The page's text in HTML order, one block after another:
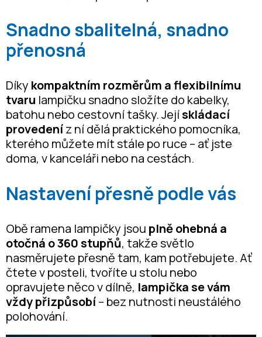
Snadno sbalitelná, snadno
přenosná
Díky kompaktním rozměrům a flexibilnímu
tvaru lampičku snadno složíte do kabelky,
batohu nebo cestovní tašky. Jejískládací
provedeníz ní dělá praktického pomocníka,
kterého můžete mít stále po ruce – ať jste
doma, v kanceláři nebo na cestách.
Nastavení přesně podle vás
Obě ramena lampičky jsou plně ohebná a
otočná o 360 stupňů, takže světlo
nasměrujete přesně tam, kam potřebujete. Ať
čtete v posteli, tvoříte u stolu nebo
opravujete něco v dílně, lampička se vám
vždy přizpůsobí– bez nutnosti neustálého
polohování.